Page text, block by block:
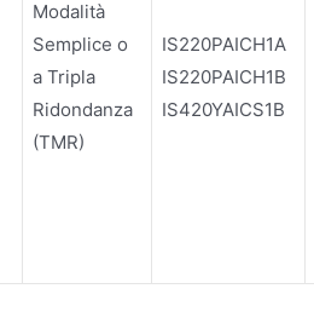
Modalità
Semplice o
a Tripla
Ridondanza
(TMR)
IS220PAICH1A
IS220PAICH1B
IS420YAICS1B